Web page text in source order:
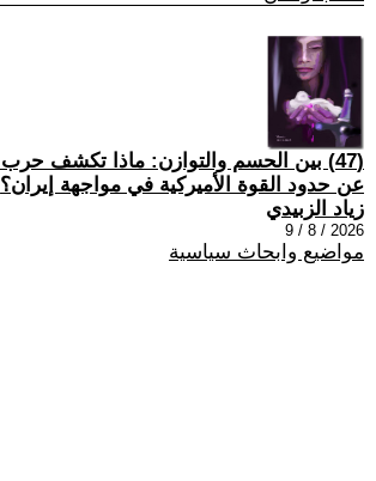
عن حدود القوة الأميركية في مواجهة إيران؟
زياد الزبيدي
2026 / 8 / 9
مواضيع وابحاث سياسية